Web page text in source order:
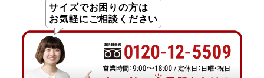
サイズでお困りの方は
お気軽にご相談ください